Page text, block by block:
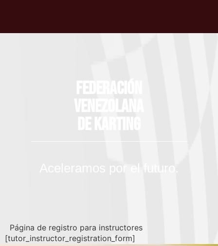
Página de registro para instructores
[tutor_instructor_registration_form]